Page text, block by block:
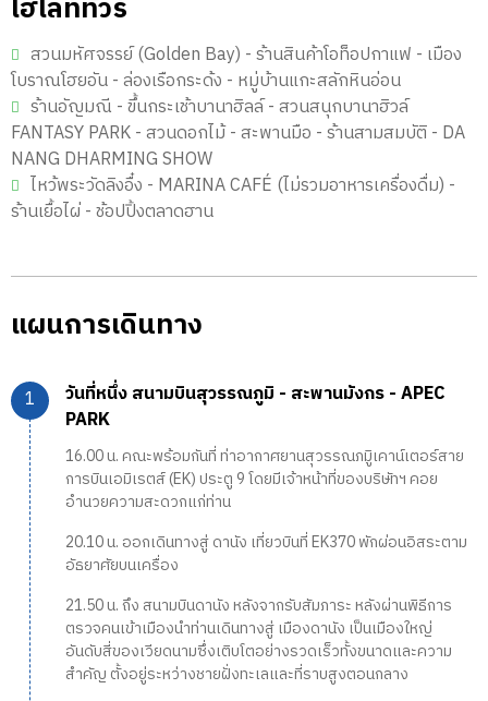
ไฮไลท์ทัวร์
สวนมหัศจรรย์ (Golden Bay) - ร้านสินค้าโอท็อปกาแฟ - เมือง
โบราณโฮยอัน - ล่องเรือกระด้ง - หมู่บ้านแกะสลักหินอ่อน
ร้านอัญมณี - ขึ้นกระเช้าบานาฮิลล์ - สวนสนุกบานาฮิวล์
FANTASY PARK - สวนดอกไม้ - สะพานมือ - ร้านสามสมบัติ - DA
NANG DHARMING SHOW
ไหว้พระวัดลิงอื๋ง - MARINA CAFÉ (ไม่รวมอาหารเครื่องดื่ม) -
ร้านเยื้อไผ่ - ช้อปปิ้งตลาดฮาน
แผนการเดินทาง
วันที่หนึ่ง สนามบินสุวรรณภูมิ - สะพานมังกร - APEC
PARK
16.00 น. คณะพร้อมกันที่ ท่าอากาศยานสุวรรณภมูิเคาน์เตอร์สาย
การบินเอมิเรตส์ (EK) ประตู 9 โดยมีเจ้าหน้าที่ของบริษัทฯ คอย
อำนวยความสะดวกแก่ท่าน
20.10 น. ออกเดินทางสู่ ดานัง เที่ยวบินที่ EK370 พักผ่อนอิสระตาม
อัธยาศัยบนเครื่อง
21.50 น. ถึง สนามบินดานัง หลังจากรับสัมภาระ หลังผ่านพิธีการ
ตรวจคนเข้าเมืองนำท่านเดินทางสู่ เมืองดานัง เป็นเมืองใหญ่
อันดับสี่ของเวียดนามซึ่งเติบโตอย่างรวดเร็วทั้งขนาดและความ
สำคัญ ตั้งอยู่ระหว่างชายฝั่งทะเลและที่ราบสูงตอนกลาง